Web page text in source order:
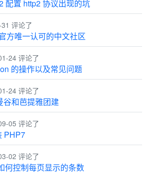
配置 http2 协议出现的坑
评论了
方唯一认可的中文社区
24 评论了
的操作以及常见问题
24 评论了
谷和芭提雅团建
05 评论了
PHP7
02 评论了
何控制每页显示的条数